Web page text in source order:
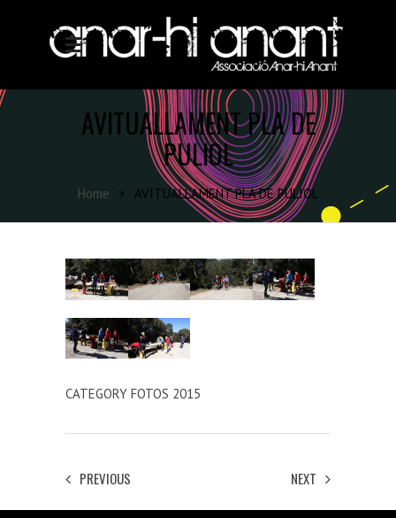
AVITUALLAMENT PLA DE
PULIOL
Home > AVITUALLAMENT PLA DE PULIOL
CATEGORY FOTOS 2015
PREVIOUS NEXT